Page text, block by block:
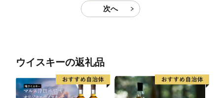
次へ
ウイスキーの返礼品